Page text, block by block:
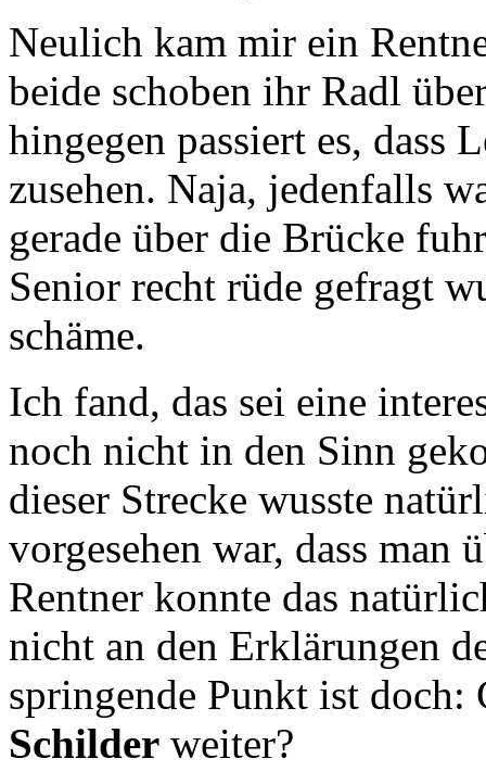
Neulich kam mir ein
beide schoben ihr Radl
hingegen passiert es, dass
zusehen. Naja, jedenfalls
gerade über die Brücke
Senior recht rüde gefragt
schäme.
Ich fand, das sei eine
noch nicht in den Sinn
dieser Strecke wusste
vorgesehen war, dass man
Rentner konnte das
nicht an den Erklärungen
springende Punkt ist doch:
Schilder weiter?